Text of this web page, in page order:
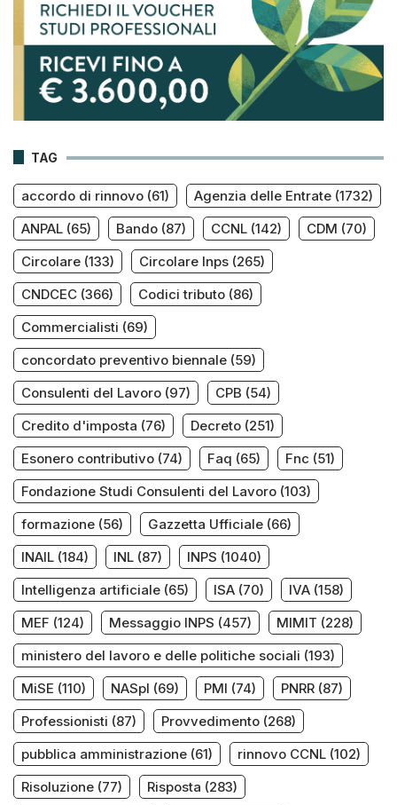
TAG
accordo di rinnovo (61) Agenzia delle Entrate (1732)
ANPAL (65) Bando (87) CCNL (142) CDM (70)
Circolare (133) Circolare Inps (265)
CNDCEC (366) Codici tributo (86)
Commercialisti (69)
concordato preventivo biennale (59)
Consulenti del Lavoro (97) CPB (54)
Credito d'imposta (76) Decreto (251)
Esonero contributivo (74) Faq (65) Fnc (51)
Fondazione Studi Consulenti del Lavoro (103)
formazione (56) Gazzetta Ufficiale (66)
INAIL (184) INL (87) INPS (1040)
Intelligenza artificiale (65) ISA (70) IVA (158)
MEF (124) Messaggio INPS (457) MIMIT (228)
ministero del lavoro e delle politiche sociali (193)
MiSE (110) NASpI (69) PMI (74) PNRR (87)
Professionisti (87) Provvedimento (268)
pubblica amministrazione (61) rinnovo CCNL (102)
Risoluzione (77) Risposta (283)